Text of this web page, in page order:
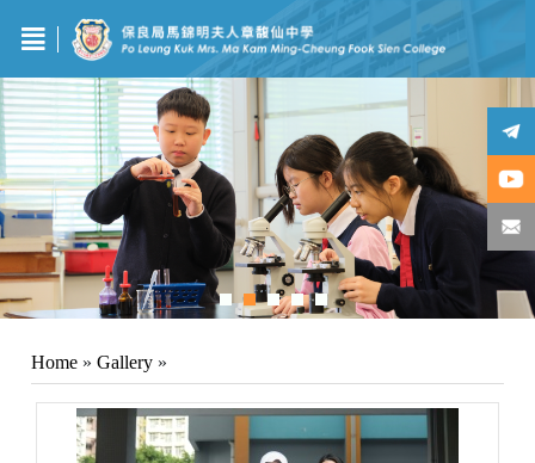
Home »Gallery »